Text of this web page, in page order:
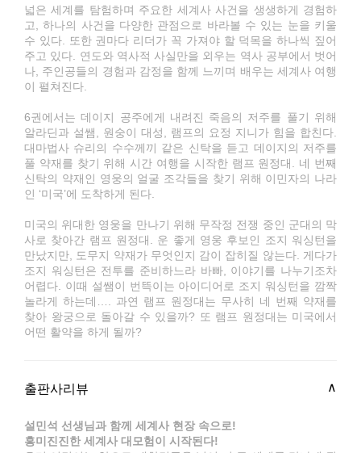
넓은 세계를 탐험하며 주요한 세계사 사건을 생생하게 경험하
고, 하나의 사건을 다양한 관점으로 바라볼 수 있는 눈을 키울
수 있다. 또한 권마다 리더가 꼭 가져야 할 덕목을 하나씩 짚어
주고 있다. 연도와 역사적 사실만을 외우는 역사 공부에서 벗어
나, 주인공들의 경험과 감정을 함께 느끼며 배우는 세계사 여행
이 펼쳐진다.
6권에서는 데이지 공주에게 내려진 죽음의 저주를 풀기 위해
알라딘과 설쌤, 원숭이 대성, 램프의 요정 지니가 힘을 합친다.
대마법사 슈리의 수수께끼 같은 신탁을 듣고 데이지의 저주를
풀 약재를 찾기 위해 시간 여행을 시작한 램프 원정대. 네 번째
신탁의 약재인 영웅의 얼굴 조각들을 찾기 위해 이민자의 나라
인 ‘미국’에 도착하게 된다.
미국의 위대한 영웅을 만나기 위해 무작정 전쟁 중인 군대의 막
사로 찾아간 램프 원정대. 운 좋게 영웅 후보인 조지 워싱턴을
만났지만, 도무지 약재가 무엇인지 감이 잡히질 않는다. 게다가
조지 워싱턴은 전투를 준비하느라 바빠, 이야기를 나누기조차
어렵다. 이때 설쌤이 번뜩이는 아이디어로 조지 워싱턴을 깜짝
놀라게 하는데…. 과연 램프 원정대는 무사히 네 번째 약재를
찾아 왕궁으로 돌아갈 수 있을까? 또 램프 원정대는 미국에서
어떤 활약을 하게 될까?
출판사리뷰
설민석 선생님과 함께 세계사 현장 속으로!
흥미진진한 세계사 대모험이 시작된다!